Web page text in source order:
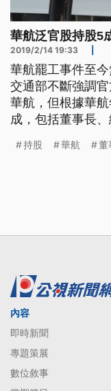
華航泛官股持股5
2019/2/14 19:33
華航罷工事件至
交通部不斷強調
華航，但根據華
成，包括董事長
事件持續延燒，
算，若完全依照機
持股 華航 董
內容
即時新聞
專題策展
數位敘事